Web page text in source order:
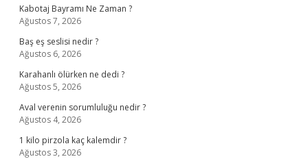
Kabotaj Bayramı Ne Zaman ?
Ağustos 7, 2026
Baş eş seslisi nedir ?
Ağustos 6, 2026
Karahanlı ölürken ne dedi ?
Ağustos 5, 2026
Aval verenin sorumluluğu nedir ?
Ağustos 4, 2026
1 kilo pirzola kaç kalemdir ?
Ağustos 3, 2026